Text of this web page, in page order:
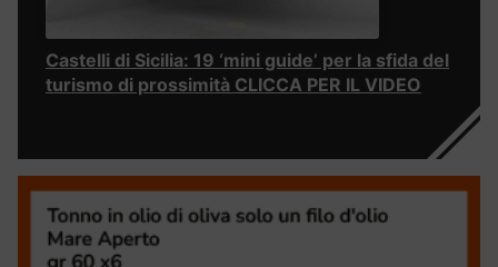
Castelli di Sicilia: 19 ‘mini guide’ per la sfida del
turismo di prossimità CLICCA PER IL VIDEO